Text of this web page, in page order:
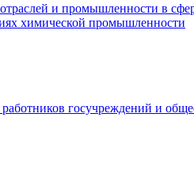
и промышленности в
химической промышленности
госучреждений и